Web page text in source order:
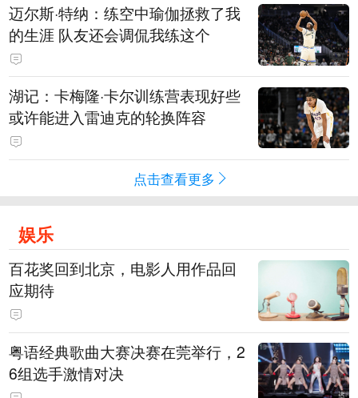
迈尔斯·特纳：练空中瑜伽拯救了我
的生涯 队友还会调侃我练这个
湖记：卡梅隆·卡尔训练营表现好些
或许能进入雷迪克的轮换阵容
点击查看更多
娱乐
百花奖回到北京，电影人用作品回
应期待
粤语经典歌曲大赛决赛在莞举行，2
6组选手激情对决